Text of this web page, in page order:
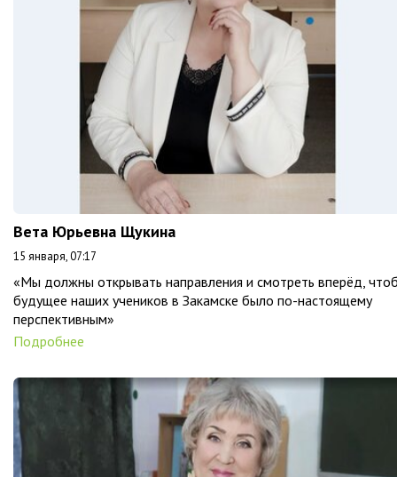
Вета Юрьевна Щукина
15 января, 07:17
«Мы должны открывать направления и смотреть вперёд,
будущее наших учеников в Закамске было по-настоящему
перспективным»
Подробнее